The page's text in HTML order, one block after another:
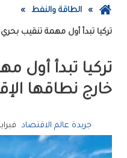
عودة
الرئيسية
الطاقة والنفط
تركيا تبدأ أول مهمة تنقيب
تركيا تبدأ أول
خارج نطاقها
جريدة عالم الاقتصاد فبراير 15,